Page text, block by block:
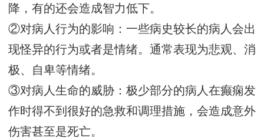
降，有的还会造成智力低下。
②对病人行为的影响：一些病史较长的病人会出
现怪异的行为或者是情绪。通常表现为悲观、消
极、自卑等情绪。
③对病人生命的威胁：极少部分的病人在癫痫发
作时得不到很好的急救和调理措施，会造成意外
伤害甚至是死亡。